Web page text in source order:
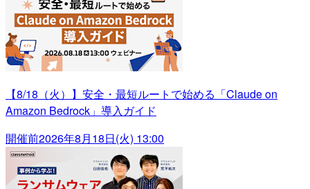
【8/18（火）】安全・最短ルートで始める「Claude on
Amazon Bedrock」導入ガイド
開催前2026年8月18日(火) 13:00